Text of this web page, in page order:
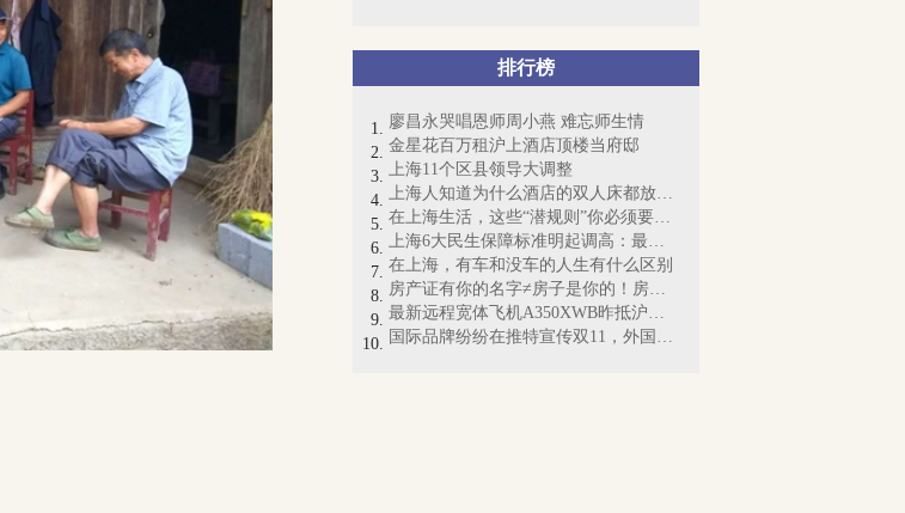
排行榜
廖昌永哭唱恩师周小燕 难忘师生情
金星花百万租沪上酒店顶楼当府邸
上海11个区县领导大调整
上海人知道为什么酒店的双人床都放4个枕...
在上海生活，这些“潜规则”你必须要懂！
上海6大民生保障标准明起调高：最低工资...
在上海，有车和没车的人生有什么区别
房产证有你的名字≠房子是你的！房产证即...
最新远程宽体飞机A350XWB昨抵沪：“侬好...
国际品牌纷纷在推特宣传双11，外国网友懵...